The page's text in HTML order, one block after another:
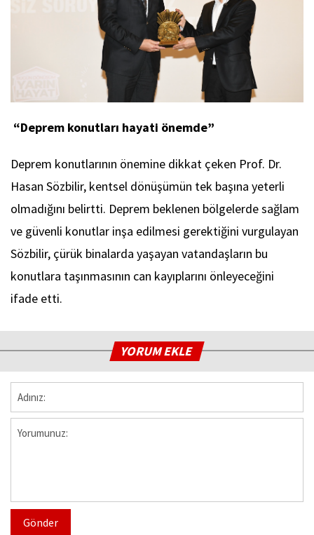
“Deprem konutları hayati önemde”
Deprem konutlarının önemine dikkat çeken Prof. Dr.
Hasan Sözbilir, kentsel dönüşümün tek başına yeterli
olmadığını belirtti. Deprem beklenen bölgelerde sağlam
ve güvenli konutlar inşa edilmesi gerektiğini vurgulayan
Sözbilir, çürük binalarda yaşayan vatandaşların bu
konutlara taşınmasının can kayıplarını önleyeceğini
ifade etti.
YORUM EKLE
Gönder